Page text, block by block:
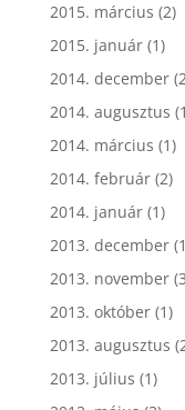
2015. március (2)
2015. január(1)
2014. december
2014. augusztus
2014. március (1)
2014. február(2)
2014. január(1)
2013. december
2013. november
2013. október(1)
2013. augusztus
2013. július (1)